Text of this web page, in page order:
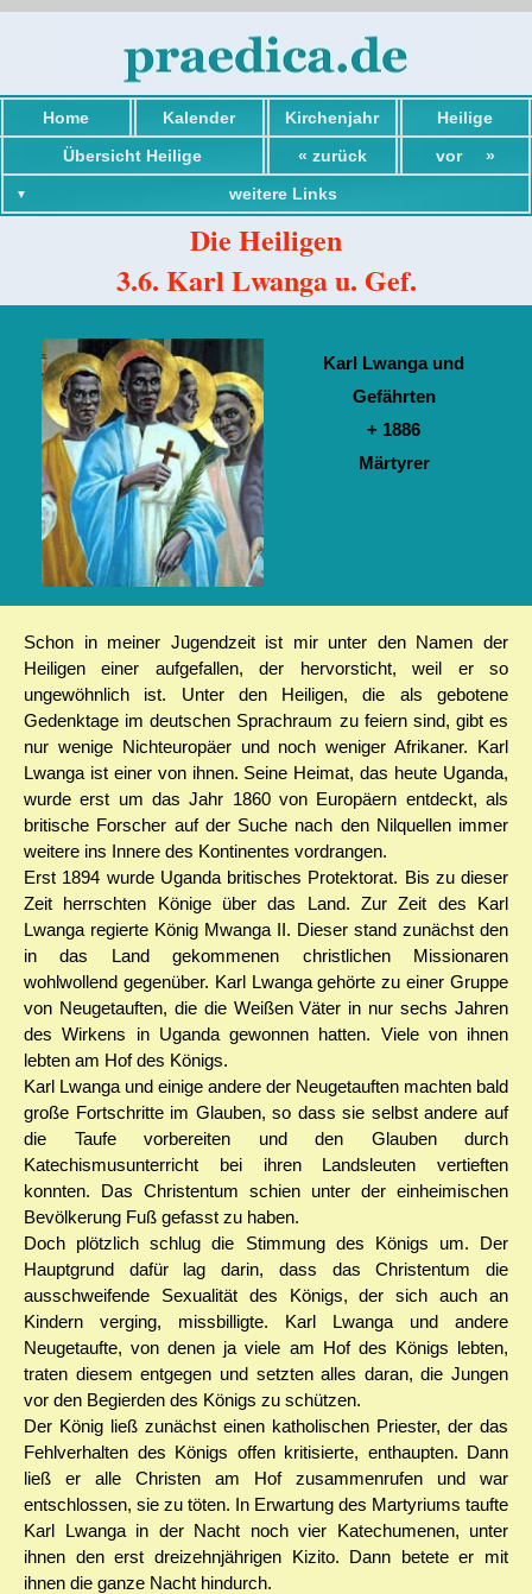
Home Kalender Kirchenjahr Heilige
Übersicht Heilige « zurück vor »
Übersicht Heilige
Einführung Heilige
Worte von Heiligen
Übersicht Maria
Verschiedenes
Heilige Schrift
weitere Links
Die Heiligen
3.6. Karl Lwanga u. Gef.
Karl Lwanga und
Gefährten
+ 1886
Märtyrer
Schon in meiner Jugendzeit ist mir unter den Namen der
Heiligen einer aufgefallen, der hervorsticht, weil er so
ungewöhnlich ist. Unter den Heiligen, die als gebotene
Gedenktage im deutschen Sprachraum zu feiern sind, gibt es
nur wenige Nichteuropäer und noch weniger Afrikaner. Karl
Lwanga ist einer von ihnen. Seine Heimat, das heute Uganda,
wurde erst um das Jahr 1860 von Europäern entdeckt, als
britische Forscher auf der Suche nach den Nilquellen immer
weitere ins Innere des Kontinentes vordrangen.
Erst 1894 wurde Uganda britisches Protektorat. Bis zu dieser
Zeit herrschten Könige über das Land. Zur Zeit des Karl
Lwanga regierte König Mwanga II. Dieser stand zunächst den
in das Land gekommenen christlichen Missionaren
wohlwollend gegenüber. Karl Lwanga gehörte zu einer Gruppe
von Neugetauften, die die Weißen Väter in nur sechs Jahren
des Wirkens in Uganda gewonnen hatten. Viele von ihnen
lebten am Hof des Königs.
Karl Lwanga und einige andere der Neugetauften machten bald
große Fortschritte im Glauben, so dass sie selbst andere auf
die Taufe vorbereiten und den Glauben durch
Katechismusunterricht bei ihren Landsleuten vertieften
konnten. Das Christentum schien unter der einheimischen
Bevölkerung Fuß gefasst zu haben.
Doch plötzlich schlug die Stimmung des Königs um. Der
Hauptgrund dafür lag darin, dass das Christentum die
ausschweifende Sexualität des Königs, der sich auch an
Kindern verging, missbilligte. Karl Lwanga und andere
Neugetaufte, von denen ja viele am Hof des Königs lebten,
traten diesem entgegen und setzten alles daran, die Jungen
vor den Begierden des Königs zu schützen.
Der König ließ zunächst einen katholischen Priester, der das
Fehlverhalten des Königs offen kritisierte, enthaupten. Dann
ließ er alle Christen am Hof zusammenrufen und war
entschlossen, sie zu töten. In Erwartung des Martyriums taufte
Karl Lwanga in der Nacht noch vier Katechumenen, unter
ihnen den erst dreizehnjährigen Kizito. Dann betete er mit
ihnen die ganze Nacht hindurch.